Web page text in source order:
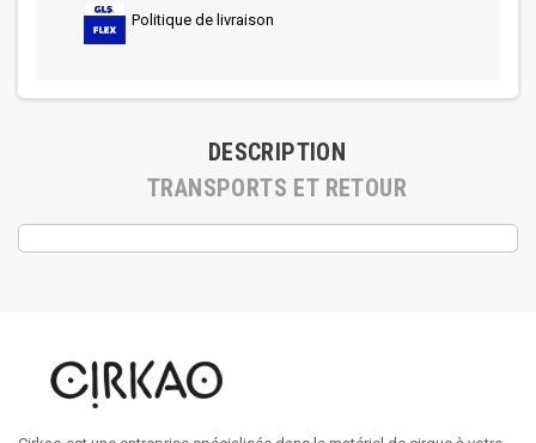
Politique de livraison
DESCRIPTION
TRANSPORTS ET RETOUR